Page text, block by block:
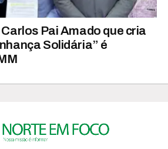
Pai Amado que cria
Solidária” é